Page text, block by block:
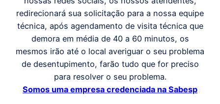
redirecionará sua solicitação para a nossa equipe
técnica, após agendamento de visita técnica que
demora em média de 40 a 60 minutos, os
mesmos irão até o local averiguar o seu problema
de desentupimento, farão tudo que for preciso
para resolver o seu problema.
Somos uma empresa credenciada na Sabesp